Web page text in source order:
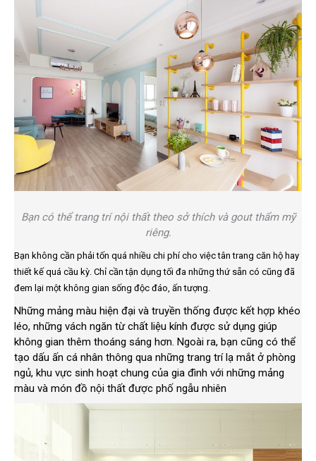
Bạn có thể trang trí nội thất theo sở thích và gout thẩm mỹ
riêng.
Bạn không cần phải tốn quá nhiều chi phí cho việc tân trang căn hộ hay
thiết kế quá cầu kỳ. Chỉ cần tận dụng tối đa những thứ sẵn có cũng đã
đem lại một không gian sống độc đáo, ấn tượng.
Những mảng màu hiện đại và truyền thống được kết hợp khéo
léo, những vách ngăn từ chất liệu kính được sử dụng giúp
không gian thêm thoáng sáng hơn. Ngoài ra, bạn cũng có thể
tạo dấu ấn cá nhân thông qua những trang trí lạ mắt ở phòng
ngủ, khu vực sinh hoạt chung của gia đình với những mảng
màu và món đồ nội thất được phố ngẫu nhiên